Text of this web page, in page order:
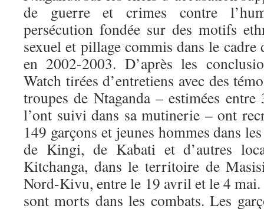
de guerre et crimes contre
persécution fondée sur des motifs
sexuel et pillage commis dans le
en 2002-2003. D’après les
Watch tirées d’entretiens avec des
troupes de Ntaganda – estimées
l’ont suivi dans sa mutinerie – ont
149 garçons et jeunes hommes dans
de Kingi, de Kabati et d’autres
Kitchanga, dans le territoire de
Nord-Kivu, entre le 19 avril et le 4
sont morts dans les combats. Les